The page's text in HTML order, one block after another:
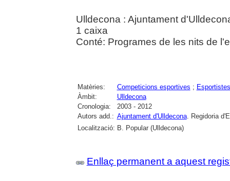
Ulldecona : Ajuntament
1 caixa
Conté: Programes de les nits de
Matèries: Competicions esportives ; Esportistes
Àmbit:
Ulldecona
Cronologia:
2003 - 2012
Autors add.: Ajuntament d'Ulldecona. Regidoria
Localització: B. Popular (Ulldecona)
Enllaç permanent a aquest